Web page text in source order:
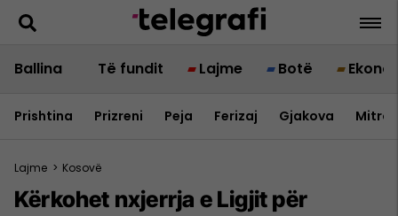
Ballina Të fundit Lajme Botë
Prishtina Prizreni Peja Ferizaj Gjakova
Lajme > Kosovë
Kërkohet nxjerrja e Ligjit për